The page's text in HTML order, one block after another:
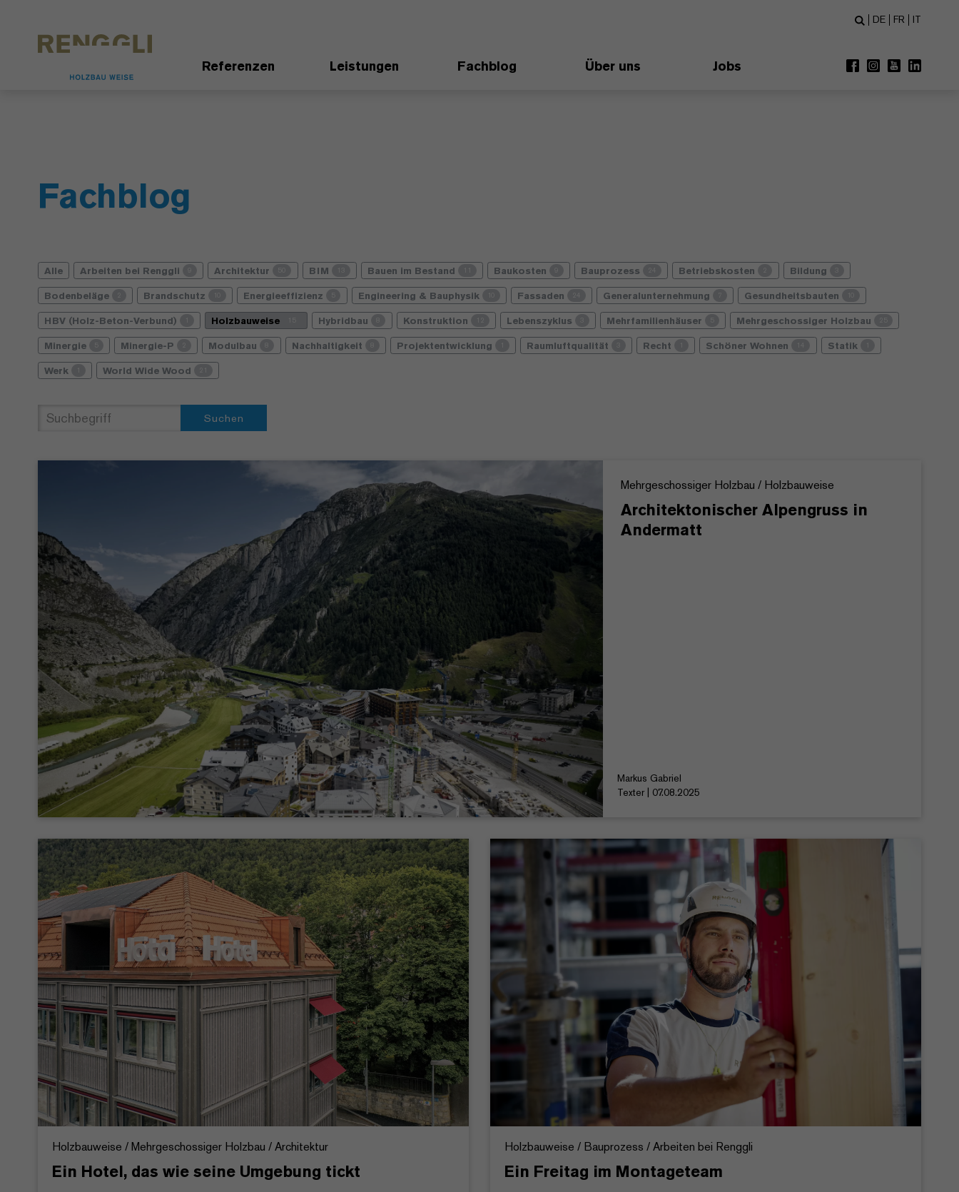
Referenzen Leistungen Fachblog Über uns Jobs
DE FR IT
Fachblog
Alle Arbeiten bei Renggli Architektur BIM Bauen im Bestand Baukosten Bauprozess Betriebskosten Bildung
Bodenbeläge Brandschutz Energieeffizienz Engineering & Bauphysik Fassaden Generalunternehmung Gesundheitsbauten
HBV (Holz-Beton-Verbund) Holzbauweise Hybridbau Konstruktion Lebenszyklus Mehrfamilienhäuser Mehrgeschossiger Holzbau
Minergie Minergie-P Modulbau Nachhaltigkeit Projektentwicklung Raumluftqualität Recht Schöner Wohnen Statik
Werk World Wide Wood
Suchen
Mehrgeschossiger Holzbau / Holzbauweise
Architektonischer Alpengruss in
Andermatt
Markus Gabriel
Texter | 07.08.2025
Holzbauweise / Mehrgeschossiger Holzbau / Architektur
Ein Hotel, das wie seine Umgebung tickt
Holzbauweise / Bauprozess / Arbeiten bei Renggli
Ein Freitag im Montageteam